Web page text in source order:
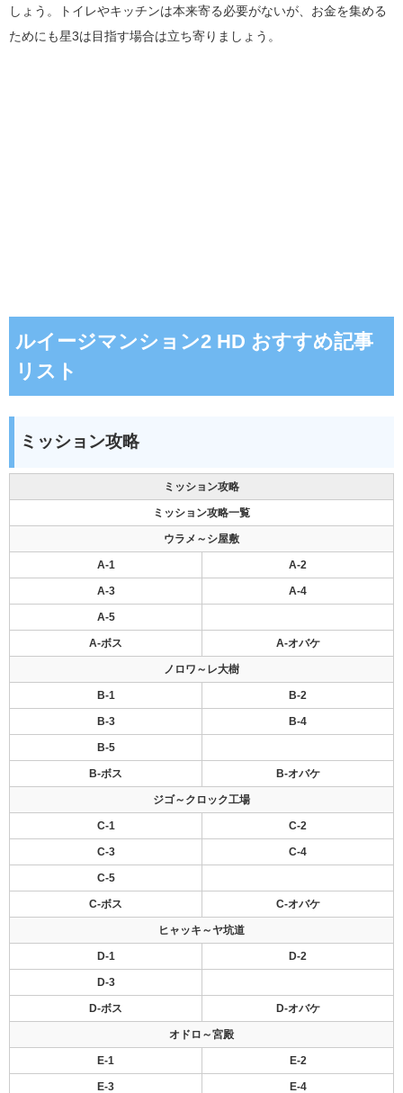
しょう。トイレやキッチンは本来寄る必要がないが、お金を集める
ためにも星3は目指す場合は立ち寄りましょう。
ルイージマンション2 HD おすすめ記事
リスト
ミッション攻略
ミッション攻略
ミッション攻略一覧
ウラメ～シ屋敷
A-1 A-2
A-3 A-4
A-5
A-ボス A-オバケ
ノロワ～レ大樹
B-1 B-2
B-3 B-4
B-5
B-ボス B-オバケ
ジゴ～クロック工場
C-1 C-2
C-3 C-4
C-5
C-ボス C-オバケ
ヒャッキ～ヤ坑道
D-1 D-2
D-3
D-ボス D-オバケ
オドロ～宮殿
E-1 E-2
E-3 E-4